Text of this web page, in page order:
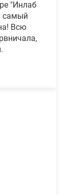
"Инлаб
самый
Всю